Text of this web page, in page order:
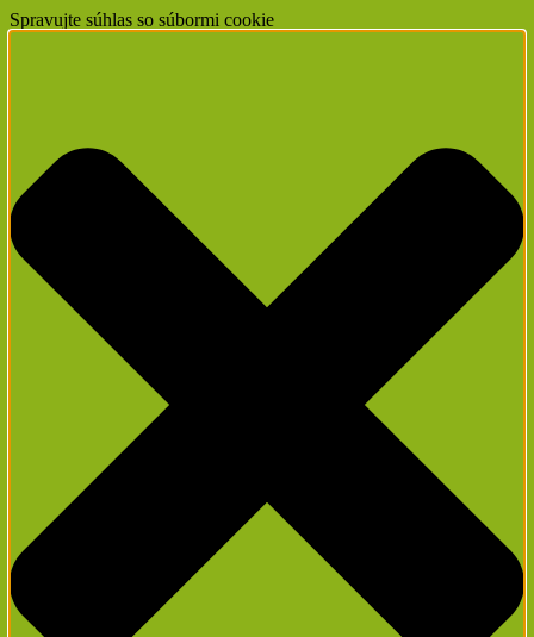
Spravujte súhlas so súbormi cookie